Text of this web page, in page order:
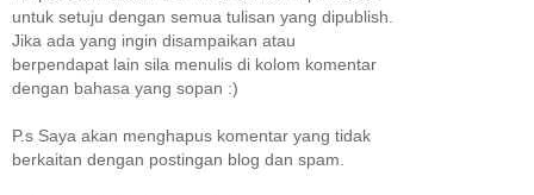
untuk setuju dengan semua tulisan yang dipublish.
Jika ada yang ingin disampaikan atau
berpendapat lain sila menulis di kolom komentar
dengan bahasa yang sopan :)
P.s Saya akan menghapus komentar yang tidak
berkaitan dengan postingan blog dan spam.